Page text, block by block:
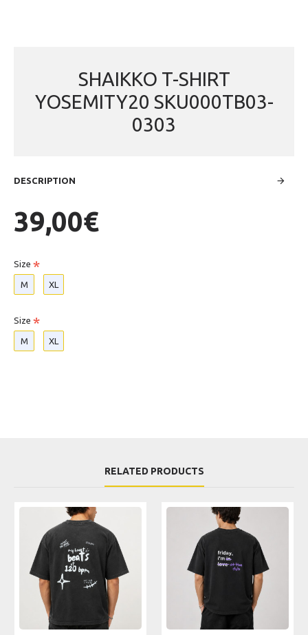
SHAIKKO T-SHIRT
YOSEMITY20 SKU000TB03-
0303
DESCRIPTION
39,00€
Size
M XL
Size
M XL
RELATED PRODUCTS